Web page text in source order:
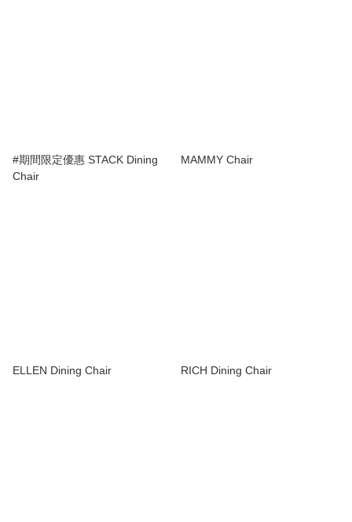
#期間限定優惠 STACK Dining
Chair
MAMMY Chair
ELLEN Dining Chair RICH Dining Chair